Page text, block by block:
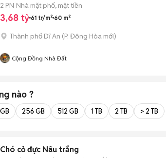
2 PN Nhà mặt phố, mặt tiền
3,68 tỷ 61 tr/m² 60 m²
Thành phố Dĩ An (P. Đông Hòa mới)
Cộng Đồng Nhà Đất
nào ?
256 GB 512 GB 1 TB 2 TB > 2 TB
Chó cỏ đực Nâu trắng